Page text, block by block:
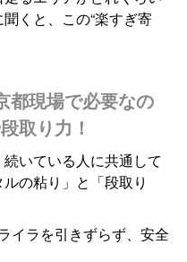
くと、この“楽すぎ寄
都現場で必要なの
取り力！
いている人に共通して
の粘り」と「段取り
イラを引きずらず、安全